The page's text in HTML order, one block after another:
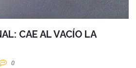
CAE AL VACÍO LA
0